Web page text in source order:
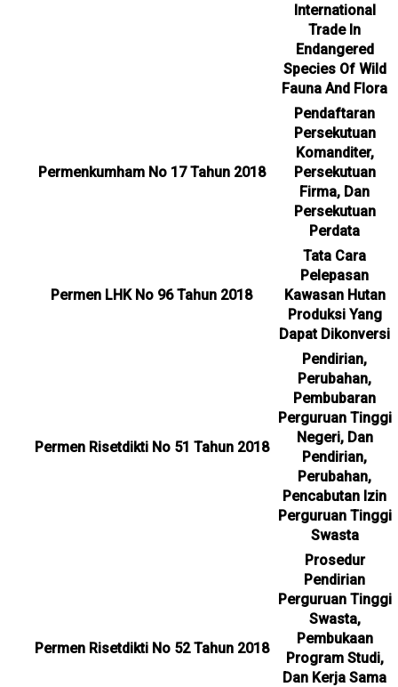
International
Trade In
Endangered
Species Of Wild
Fauna And Flora
Permenkumham No 17 Tahun 2018
Pendaftaran
Persekutuan
Komanditer,
Persekutuan
Firma, Dan
Persekutuan
Perdata
Permen LHK No 96 Tahun 2018
Tata Cara
Pelepasan
Kawasan Hutan
Produksi Yang
Dapat Dikonversi
Permen Risetdikti No 51 Tahun 2018
Pendirian,
Perubahan,
Pembubaran
Perguruan Tinggi
Negeri, Dan
Pendirian,
Perubahan,
Pencabutan Izin
Perguruan Tinggi
Swasta
Permen Risetdikti No 52 Tahun 2018
Prosedur
Pendirian
Perguruan Tinggi
Swasta,
Pembukaan
Program Studi,
Dan Kerja Sama